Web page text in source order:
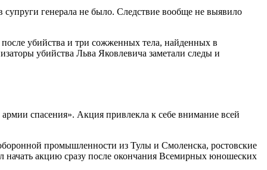
генерала не было. Следствие вообще не выявило
убийства и три сожженных тела, найденных в
убийства Льва Яковлевича заметали следы и
спасения». Акция привлекла к себе внимание всей
промышленности из Тулы и Смоленска, ростовские
начать акцию сразу после окончания Всемирных юношеских